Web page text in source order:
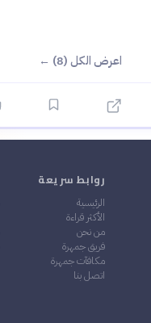
اعرض الكل (8) ←
روابط سريعة
الرئيسية
الأكثر قراءة
من نحن
فريق جمهرة
مكافآت جمهرة
اتصل بنا